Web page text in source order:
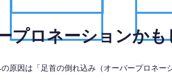
プロネーションかも
原因は「足首の倒れ込み（オーバープロネー